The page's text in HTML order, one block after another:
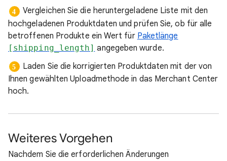
Vergleichen Sie die heruntergeladene Liste mit den
hochgeladenen Produktdaten und prüfen Sie, ob für alle
betroffenen Produkte ein Wert für Paketlänge
[shipping_length] angegeben wurde.
Laden Sie die korrigierten Produktdaten mit der von
Ihnen gewählten Uploadmethode in das Merchant Center
hoch.
Weiteres Vorgehen
Nachdem Sie die erforderlichen Änderungen